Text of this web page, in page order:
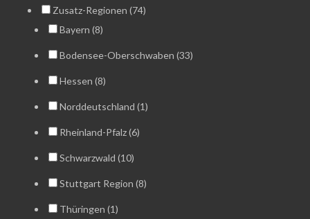
Zusatz-Regionen (74)
Bayern (8)
Bodensee-Oberschwaben (33)
Hessen (8)
Norddeutschland (1)
Rheinland-Pfalz (6)
Schwarzwald (10)
Stuttgart Region (8)
Thüringen (1)